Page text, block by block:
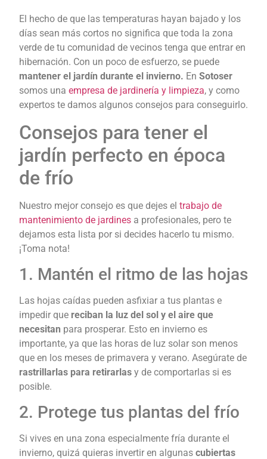
El hecho de que las temperaturas hayan bajado y los
días sean más cortos no significa que toda la zona
verde de tu comunidad de vecinos tenga que entrar en
hibernación. Con un poco de esfuerzo, se puede
mantener el jardín durante el invierno. En Sotoser
somos una empresa de jardinería y limpieza, y como
expertos te damos algunos consejos para conseguirlo.
Consejos para tener el
jardín perfecto en época
de frío
Nuestro mejor consejo es que dejes el trabajo de
mantenimiento de jardines a profesionales, pero te
dejamos esta lista por si decides hacerlo tu mismo.
¡Toma nota!
1. Mantén el ritmo de las hojas
Las hojas caídas pueden asfixiar a tus plantas e
impedir que reciban la luz del sol y el aire que
necesitan para prosperar. Esto en invierno es
importante, ya que las horas de luz solar son menos
que en los meses de primavera y verano. Asegúrate de
rastrillarlas para retirarlas y de comportarlas si es
posible.
2. Protege tus plantas del frío
Si vives en una zona especialmente fría durante el
invierno, quizá quieras invertir en algunas cubiertas